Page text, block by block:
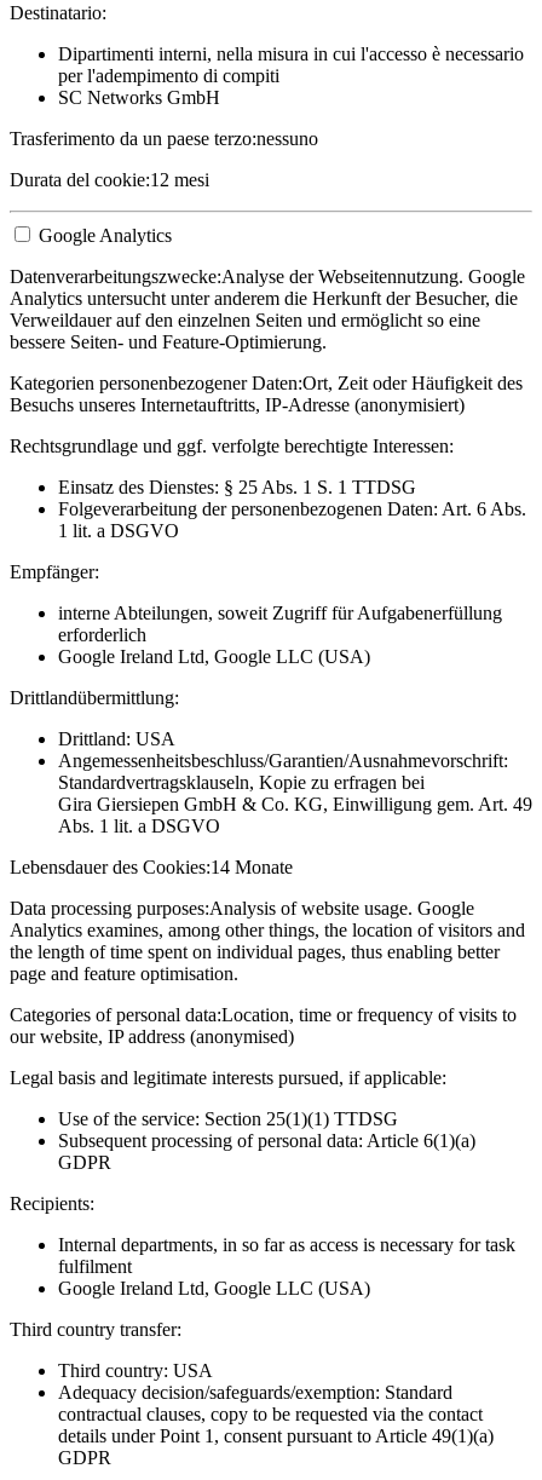
Destinatario:
Dipartimenti interni, nella misura in cui l'accesso è necessario
per l'adempimento di compiti
SC Networks GmbH
Trasferimento da un paese terzo:nessuno
Durata del cookie:12 mesi
Google Analytics
Datenverarbeitungszwecke:Analyse der Webseitennutzung. Google
Analytics untersucht unter anderem die Herkunft der Besucher, die
Verweildauer auf den einzelnen Seiten und ermöglicht so eine
bessere Seiten- und Feature-Optimierung.
Kategorien personenbezogener Daten:Ort, Zeit oder Häufigkeit des
Besuchs unseres Internetauftritts, IP-Adresse (anonymisiert)
Rechtsgrundlage und ggf. verfolgte berechtigte Interessen:
Einsatz des Dienstes: § 25 Abs. 1 S. 1 TTDSG
Folgeverarbeitung der personenbezogenen Daten: Art. 6 Abs.
1 lit. a DSGVO
Empfänger:
interne Abteilungen, soweit Zugriff für Aufgabenerfüllung
erforderlich
Google Ireland Ltd, Google LLC (USA)
Drittlandübermittlung:
Drittland: USA
Angemessenheitsbeschluss/Garantien/Ausnahmevorschrift:
Standardvertragsklauseln, Kopie zu erfragen bei
Gira Giersiepen GmbH & Co. KG, Einwilligung gem. Art. 49
Abs. 1 lit. a DSGVO
Lebensdauer des Cookies:14 Monate
Data processing purposes:Analysis of website usage. Google
Analytics examines, among other things, the location of visitors and
the length of time spent on individual pages, thus enabling better
page and feature optimisation.
Categories of personal data:Location, time or frequency of visits to
our website, IP address (anonymised)
Legal basis and legitimate interests pursued, if applicable:
Use of the service: Section 25(1)(1) TTDSG
Subsequent processing of personal data: Article 6(1)(a)
GDPR
Recipients:
Internal departments, in so far as access is necessary for task
fulfilment
Google Ireland Ltd, Google LLC (USA)
Third country transfer:
Third country: USA
Adequacy decision/safeguards/exemption: Standard
contractual clauses, copy to be requested via the contact
details under Point 1, consent pursuant to Article 49(1)(a)
GDPR